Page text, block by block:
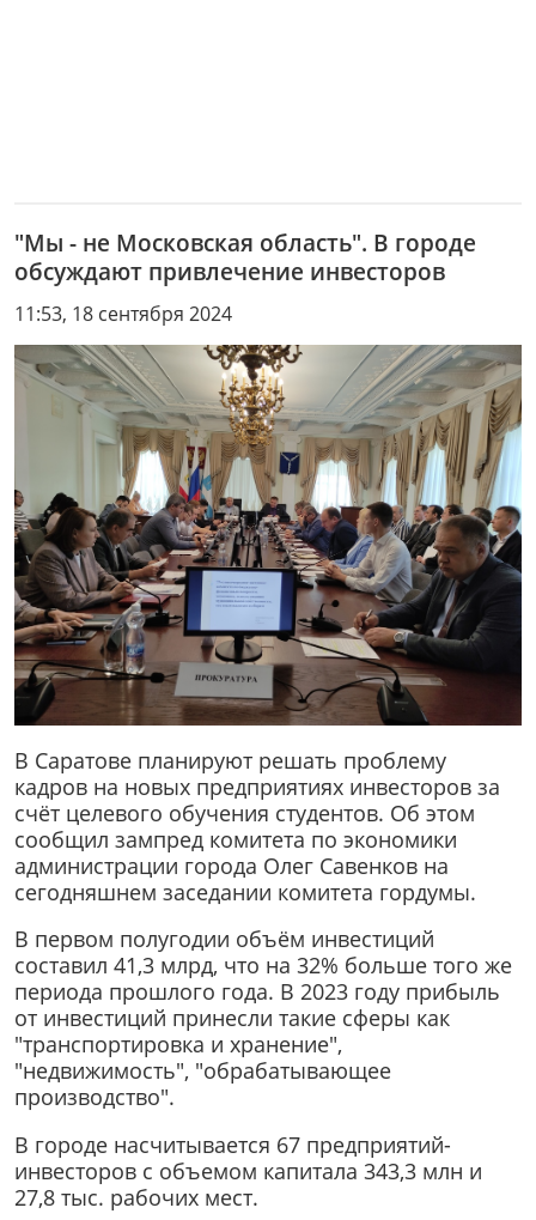
"Мы - не Московская область". В городе
обсуждают привлечение инвесторов
11:53, 18 сентября 2024
В Саратове планируют решать проблему
кадров на новых предприятиях инвесторов за
счёт целевого обучения студентов. Об этом
сообщил зампред комитета по экономики
администрации города Олег Савенков на
сегодняшнем заседании комитета гордумы.
В первом полугодии объём инвестиций
составил 41,3 млрд, что на 32% больше того же
периода прошлого года. В 2023 году прибыль
от инвестиций принесли такие сферы как
"транспортировка и хранение",
"недвижимость", "обрабатывающее
производство".
В городе насчитывается 67 предприятий-
инвесторов с объемом капитала 343,3 млн и
27,8 тыс. рабочих мест.